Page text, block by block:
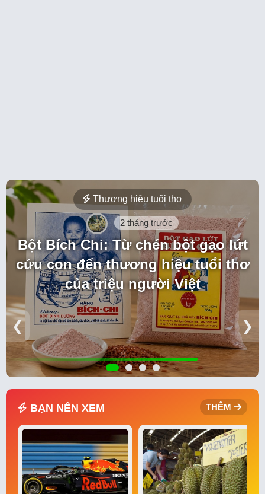
Thương hiệu tuổi thơ
2 tháng trước
Bột Bích Chi: Từ chén bột gạo lứt
cứu con đến thương hiệu tuổi thơ
của triệu người Việt
❮ ❯
BẠN NÊN XEM THÊM